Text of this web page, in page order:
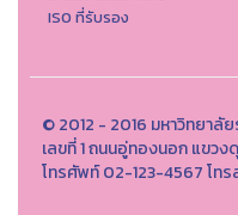
ISO ที่รับรอง
© 2012 - 2016 มหาวิทยาลั
เลขที่ 1 ถนนอู่ทองนอก แขว
โทรศัพท์ 02-123-4567 โท